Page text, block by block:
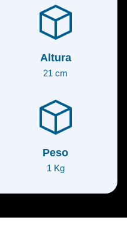
Altura
21 cm
Peso
1 Kg